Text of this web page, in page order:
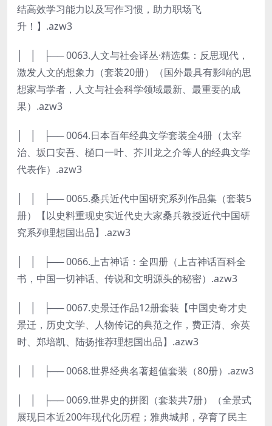
结高效学习能力以及写作习惯，助力职场飞
升！】.azw3
│ │ ├── 0063.人文与社会译丛·精选集：反思现代，
激发人文的想象力（套装20册）（国外最具有影响的思
想家与学者，人文与社会科学领域最新、最重要的成
果）.azw3
│ │ ├── 0064.日本百年经典文学套装全4册（太宰
治、坂口安吾、樋口一叶、芥川龙之介等人的经典文学
代表作）.azw3
│ │ ├── 0065.桑兵近代中国研究系列作品集（套装5
册）【以史料重现史实近代史大家桑兵教授近代中国研
究系列理想国出品】.azw3
│ │ ├── 0066.上古神话：全四册（上古神话百科全
书，中国一切神话、传说和文明源头的秘密）.azw3
│ │ ├── 0067.史景迁作品12册套装【中国史奇才史
景迁，历史文学、人物传记的典范之作，费正清、余英
时、郑培凯、陆扬推荐理想国出品】.azw3
│ │ ├── 0068.世界经典名著超值套装（80册）.azw3
│ │ ├── 0069.世界史的拼图（套装共7册）（全景式
展现日本近200年现代化历程；雅典城邦，孕育了民主